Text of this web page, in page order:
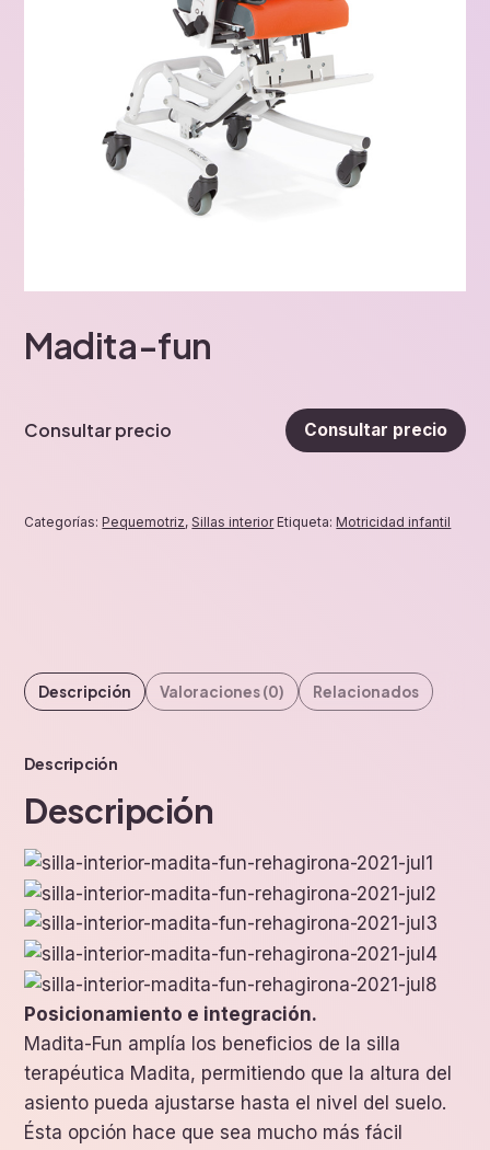
Madita-fun
Consultar precio Consultar precio
Categorías: Pequemotriz,Sillas interior Etiqueta: Motricidad infantil
Descripción Valoraciones (0) Relacionados
Descripción
Descripción
Posicionamiento e integración.
Madita-Fun amplía los beneficios de la silla
terapéutica Madita, permitiendo que la altura del
asiento pueda ajustarse hasta el nivel del suelo.
Ésta opción hace que sea mucho más fácil